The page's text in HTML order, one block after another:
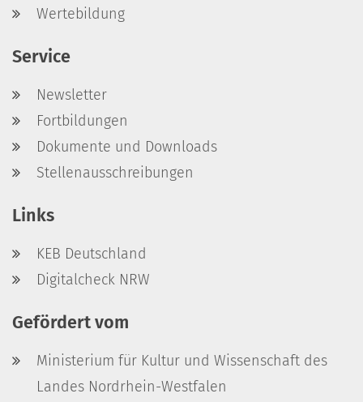
Wertebildung
Service
Newsletter
Fortbildungen
Dokumente und Downloads
Stellenausschreibungen
Links
KEB Deutschland
Digitalcheck NRW
Gefördert vom
Ministerium für Kultur und Wissenschaft des
Landes Nordrhein-Westfalen